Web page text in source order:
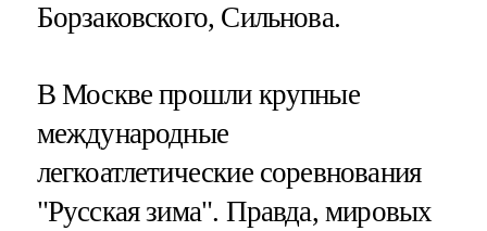
Борзаковского, Сильнова.
В Москве прошли крупные
международные
легкоатлетические соревнования
"Русская зима". Правда, мировых